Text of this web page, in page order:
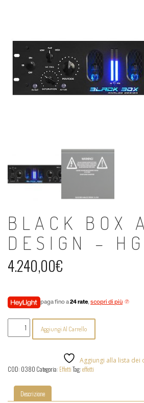
BLACK BOX
DESIGN –
4.240,00€
paga fino a24 rate, scopri di più
Analog
HG2
quantità
Aggiungi Al Carrello
Aggiungi alla lista dei
COD: 0380 Categoria: EffettiTag:effetti
Descrizione